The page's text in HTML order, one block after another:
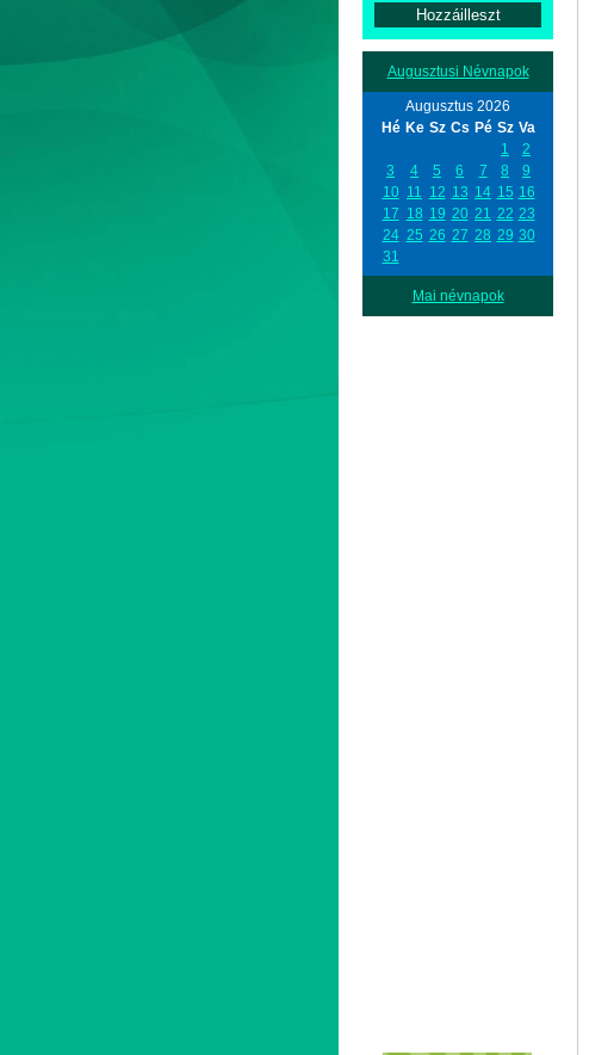
Augusztusi Névnapok
Augusztus 2026
Hé Ke Sz Cs Pé Sz Va
1
2
3
4 5 6 7 8
9
10 11 12 13 14 15 16
17 18 19 20 21 22 23
24 25 26 27 28 29 30
31
Mai névnapok